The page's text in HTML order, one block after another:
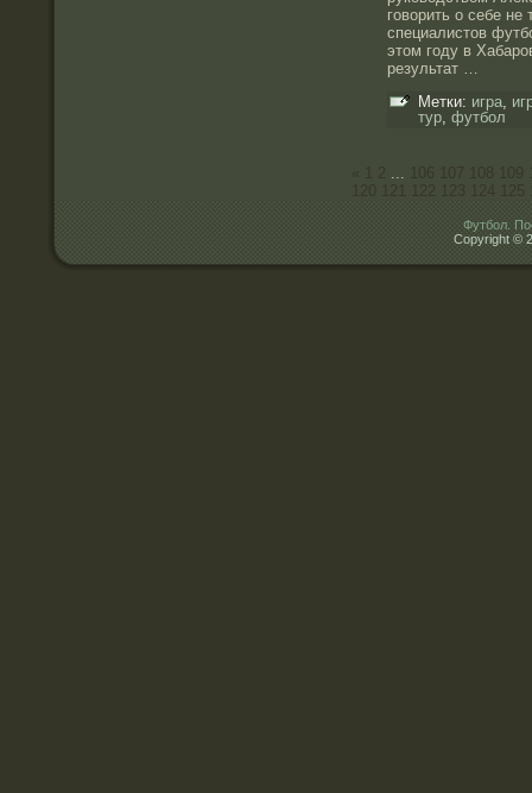
говорить о себе
специалистов
этом году в
результат …
Метки: игра,
тур, футбол
...
Футбол.
Copyright ©